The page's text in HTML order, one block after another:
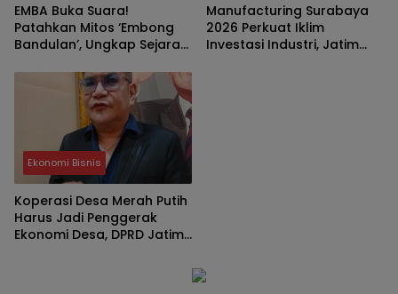
EMBA Buka Suara!
Patahkan Mitos ‘Embong
Bandulan’, Ungkap Sejarah
Malang
Manufacturing Surabaya
2026 Perkuat Iklim
Investasi Industri, Jatim
Ekonomi Bisnis
Koperasi Desa Merah Putih
Harus Jadi Penggerak
Ekonomi Desa, DPRD Jatim: